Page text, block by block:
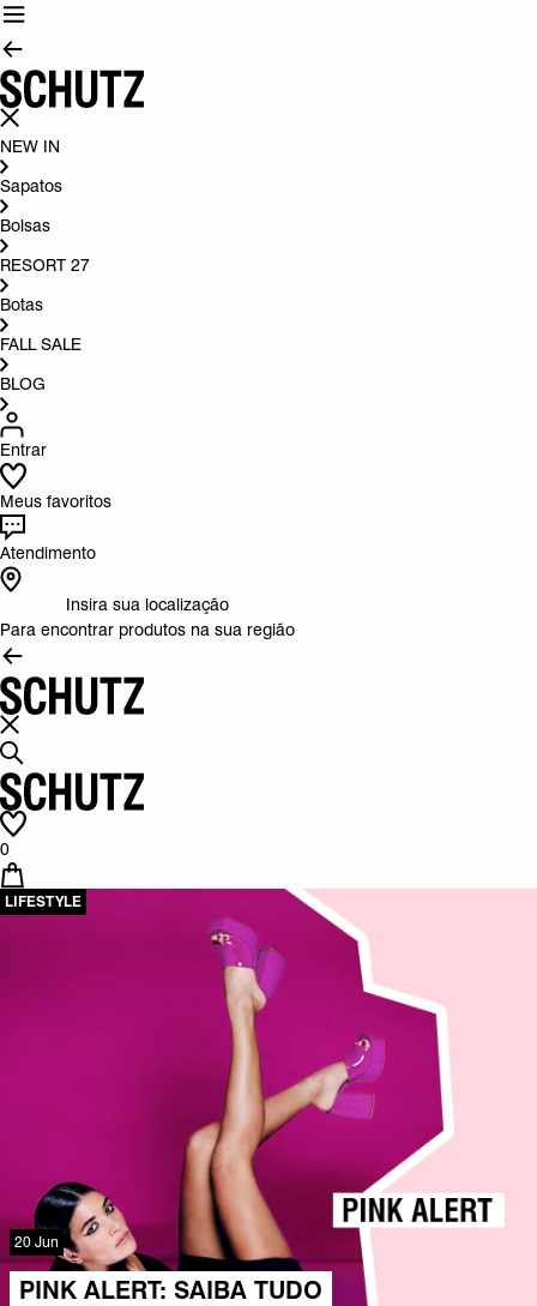
NEW IN
Sapatos
Bolsas
RESORT 27
Botas
FALL SALE
BLOG
Entrar
Meus favoritos
Atendimento
Insira sua localização
Para encontrar produtos na sua região
0
20 Jun
LIFESTYLE
PINK ALERT: SAIBA TUDO